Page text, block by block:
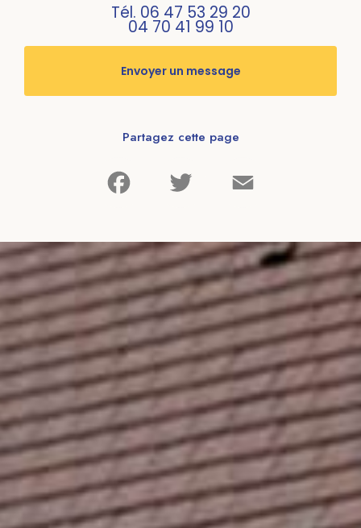
Tél. 06 47 53 29 20
04 70 41 99 10
Envoyer un message
Partagez cette page